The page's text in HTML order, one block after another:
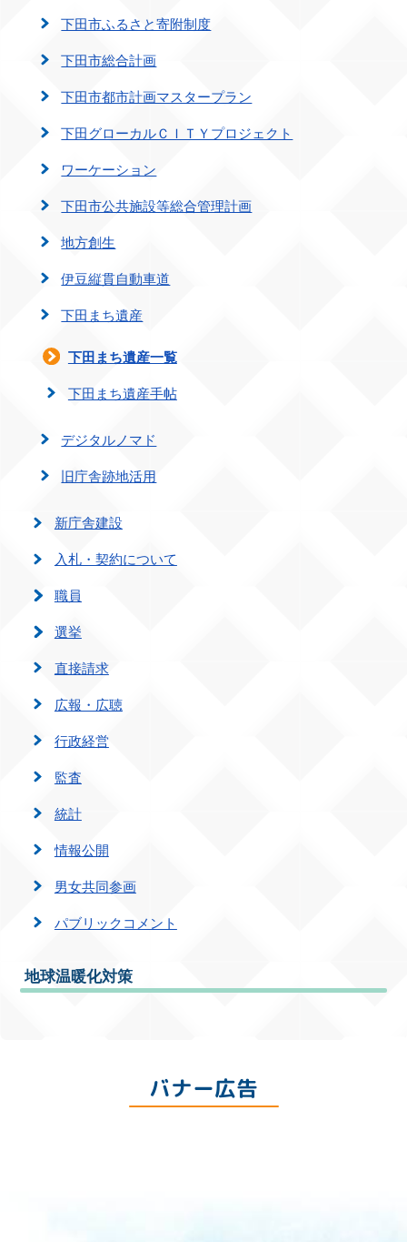
下田市ふるさと寄附制度
下田市総合計画
下田市都市計画マスタープラン
下田グローカルＣＩＴＹプロジェクト
ワーケーション
下田市公共施設等総合管理計画
地方創生
伊豆縦貫自動車道
下田まち遺産
下田まち遺産一覧
下田まち遺産手帖
デジタルノマド
旧庁舎跡地活用
新庁舎建設
入札・契約について
職員
選挙
直接請求
広報・広聴
行政経営
監査
統計
情報公開
男女共同参画
パブリックコメント
地球温暖化対策
バナー広告